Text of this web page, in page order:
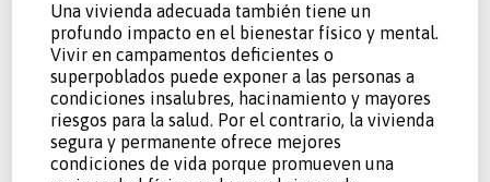
Una vivienda adecuada también tiene un
profundo impacto en el bienestar físico y mental.
Vivir en campamentos deficientes o
superpoblados puede exponer a las personas a
condiciones insalubres, hacinamiento y mayores
riesgos para la salud. Por el contrario, la vivienda
segura y permanente ofrece mejores
condiciones de vida porque promueven una